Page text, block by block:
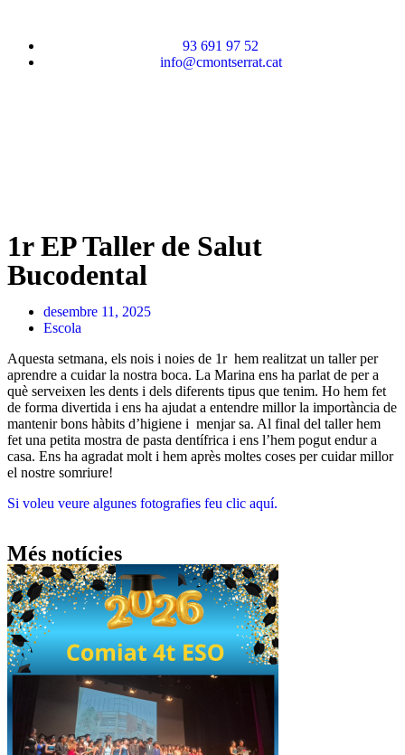
93 691 97 52
info@cmontserrat.cat
1r EP Taller de Salut
Bucodental
desembre 11, 2025
Escola
Aquesta setmana, els nois i noies de 1r hem realitzat un taller per
aprendre a cuidar la nostra boca. La Marina ens ha parlat de per a
què serveixen les dents i dels diferents tipus que tenim. Ho hem fet
de forma divertida i ens ha ajudat a entendre millor la importància de
mantenir bons hàbits d’higiene i menjar sa. Al final del taller hem
fet una petita mostra de pasta dentífrica i ens l’hem pogut endur a
casa. Ens ha agradat molt i hem après moltes coses per cuidar millor
el nostre somriure!
Si voleu veure algunes fotografies feu clic aquí.
Més notícies